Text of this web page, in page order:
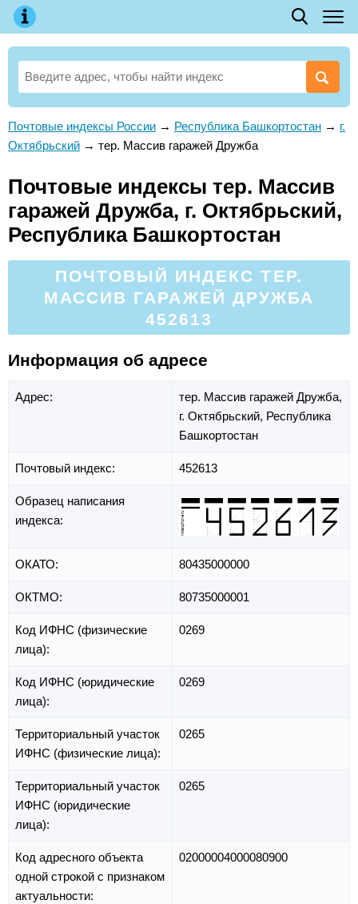
Почтовые индексы России → Республика Башкортостан → г.
Октябрьский → тер. Массив гаражей Дружба
Почтовые индексы тер. Массив
гаражей Дружба, г. Октябрьский,
Республика Башкортостан
ПОЧТОВЫЙ ИНДЕКС ТЕР.
МАССИВ ГАРАЖЕЙ ДРУЖБА
452613
Информация об адресе
Адрес:
тер. Массив гаражей Дружба,
г. Октябрьский, Республика
Башкортостан
Почтовый индекс: 452613
Образец написания
индекса:
ОКАТО: 80435000000
ОКТМО: 80735000001
Код ИФНС (физические
лица):
0269
Код ИФНС (юридические
лица):
0269
Территориальный участок
ИФНС (физические лица):
0265
Территориальный участок
ИФНС (юридические
лица):
0265
Код адресного объекта
одной строкой с признаком
актуальности:
02000004000080900